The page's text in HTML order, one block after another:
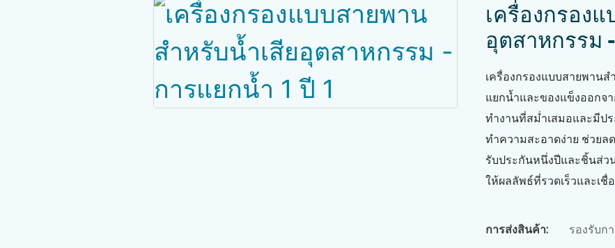
เครื่องกรอง
อุตสาหกรรม
เครื่องกรองแบบสายพาน
แยกน้ำและของแข็งออกจ
ทำงานที่สม่ำเสมอและมีป
ทำความสะอาดง่าย ช่วยล
รับประกันหนึ่งปีและชิ้นส่
ให้ผลลัพธ์ที่รวดเร็วและเชื่
การส่งสินค้า:
รองรับก